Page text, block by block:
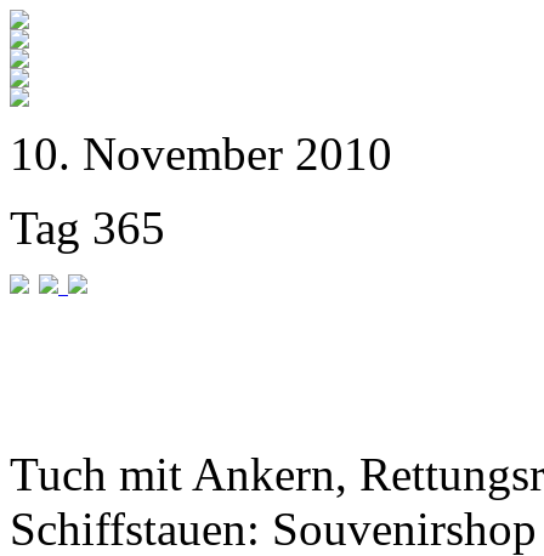
10. November 2010
Tag 365
Tuch mit Ankern,
Schiffstauen: